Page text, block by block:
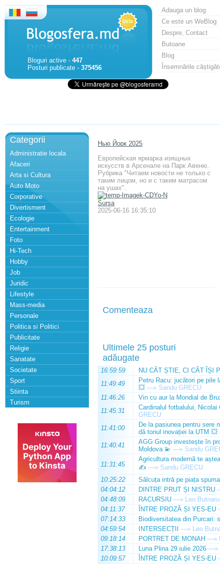
Bloguri active - 447
Posturi publicate - 375456
Adauga un blog
Ce este un WeBlog
Despre, Contact
Butoane
Blog
Însemnările
Categorii
Administratie locala
Afaceri
Arta si Cultura
Auto Moto
Corporative
Divertisment
Ecologie
Entertainment
Foto
Hi-Tech
Hobby
Job
Juridic
Lifestyle
Mass-media
Personale
Politica si Politici
Publicitate
Religie
Sanatate
Societate
Sport
Stiinta
Turism
Нью Йорк 2025
Европейская ярмарка изящных
искусств в Арсенале на Парк Авеню.
Рубрика "Читаем новости не только с
таким лицом, но и с таким матрасом
на ушах".
Sursa
2025-06-16 16:35:10
Comenteaza
Ultimele 25 posturi
adăugate
16:59:59
NU CÂT ȘTIE, CI CÂT ÎȘI
11:49:49
Petru Racu: jucători pe pile
💥 —» Sandu GRECU
11:46:26
Vin cu aur la Mondial de
11:45:31
Cardinalul fotbalului,
GRECU
11:41:00
De la pasiunea pentru sere
dă tonul inovației la UTM 💥
11:40:41
AGG Group investește în
Moldova 💫 —» Sandu
11:31:45
Agricultura modernă te
✍️ —» Sandu GRECU
10:25:22
Sălcuța intră pe piața
04:04:12
DINTRE PRUT ȘI NISTRU
04:48:09
RACURSIU —» Leo Butnaru
04:11:37
ÎNTRE PROZĂ ȘI YES-EU
07:14:33
Biodiversitatea din Purcari:
04:59:54
INTERSECȚII —» Leo
09:18:14
PORTRET DE MONAH —»
17:38:13
Luna Plina 29 iulie 2026 —»
10:09:57
ÎNTRE PROZĂ ȘI YES-EU